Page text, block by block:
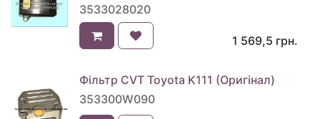
3533028020
1 569,5 грн.
Фільтр CVT Toyota K111 (Оригінал)
353300W090